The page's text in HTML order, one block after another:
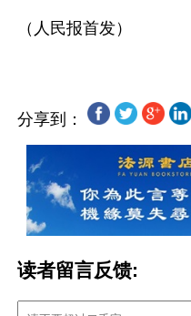
分享到：
读者留言反馈: